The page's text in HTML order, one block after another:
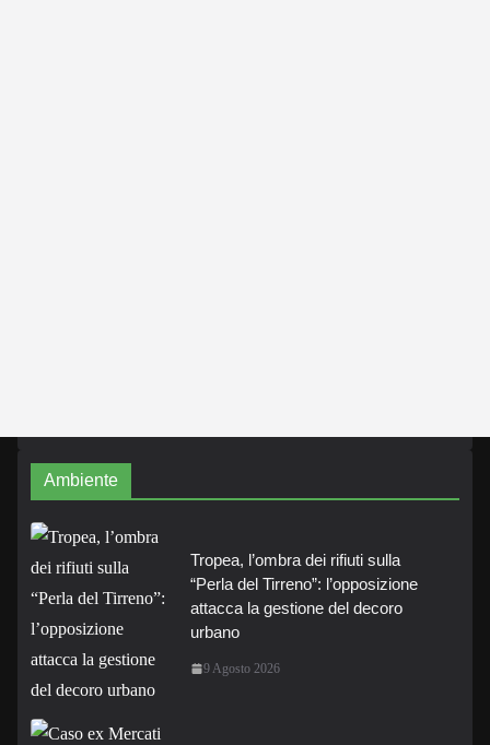
Ambiente
Tropea, l’ombra dei rifiuti sulla
“Perla del Tirreno”: l’opposizione
attacca la gestione del decoro
urbano
9 Agosto 2026